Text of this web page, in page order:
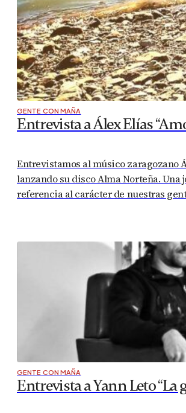
GENTE CON MAÑA
Entrevista a Álex Elías
Entrevistamos al músico zaragozano
lanzando su disco Alma Norteña. Una
referencia al carácter de nuestras
GENTE CON MAÑA
Entrevista a Yann Leto “La